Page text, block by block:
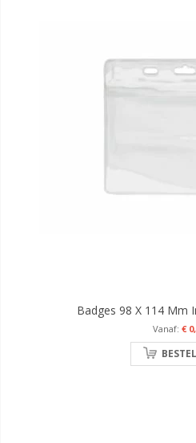
Badges 98 X 114 Mm
€